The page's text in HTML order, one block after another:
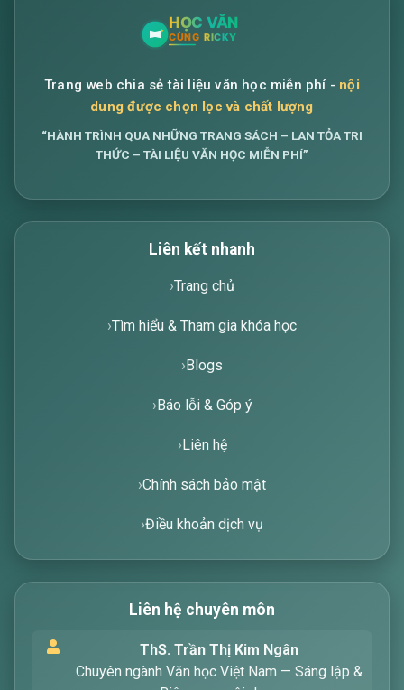
tìm kiếm các bài viết về văn học. Hãy nhập từ
khóa mà bạn quan tâm, tôi sẽ giúp bạn ngay
Trang web chia sẻ tài liệu văn học miễn phí - nội
dung được chọn lọc và chất lượng
“HÀNH TRÌNH QUA NHỮNG TRANG SÁCH – LAN TỎA TRI
THỨC – TÀI LIỆU VĂN HỌC MIỄN PHÍ”
Liên kết nhanh
Trang chủ
Tìm hiểu & Tham gia khóa học
Blogs
Báo lỗi & Góp ý
Liên hệ
Chính sách bảo mật
Điều khoản dịch vụ
Liên hệ chuyên môn
ThS. Trần Thị Kim Ngân
Chuyên ngành Văn học Việt Nam — Sáng lập &